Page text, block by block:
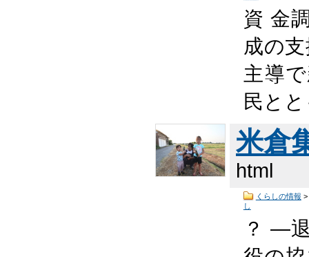
資 金
成の
主導
民と
米倉
html
くらしの情報 >
し
？ ―